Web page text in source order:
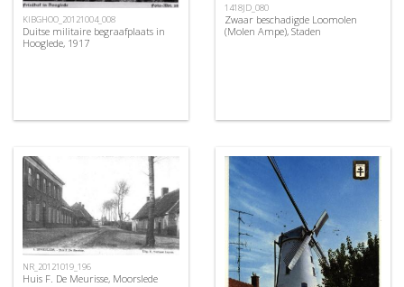
KIBGHOO_20121004_008
Duitse militaire begraafplaats in
Hooglede, 1917
1418JD_080
Zwaar beschadigde Loomolen
(Molen Ampe), Staden
NR_20121019_196
Huis F. De Meurisse, Moorslede